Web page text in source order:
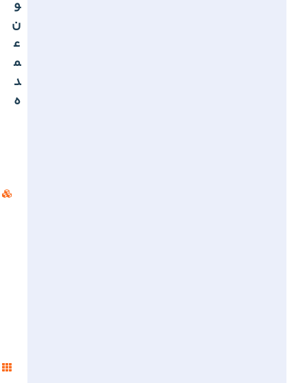
و
ن
ع
م
د
ه